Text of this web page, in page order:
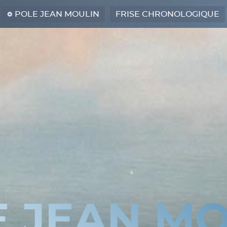
POLE JEAN MOULIN FRISE CHRONOLOGIQUE